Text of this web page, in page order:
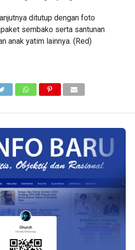
ditutup dengan foto
sembako serta santunan
anak yatim lainnya. (Red)